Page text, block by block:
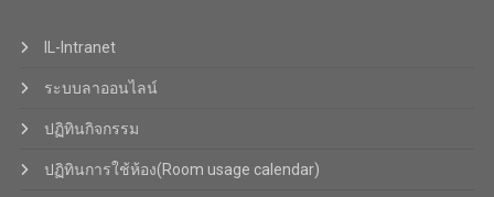
IL-Intranet
ระบบลาออนไลน์
ปฏิทินกิจกรรม
ปฏิทินการใช้ห้อง(Room usage calendar)